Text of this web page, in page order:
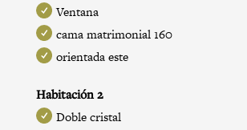
Ventana
cama matrimonial 160
orientada este
Habitación 2
Doble cristal